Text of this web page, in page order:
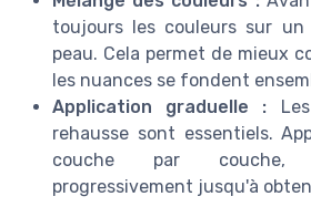
toujours les couleurs sur
peau. Cela permet de mieux
les nuances se fondent
Application graduelle :
rehausse sont essentiels.
couche par couche,
progressivement jusqu'à